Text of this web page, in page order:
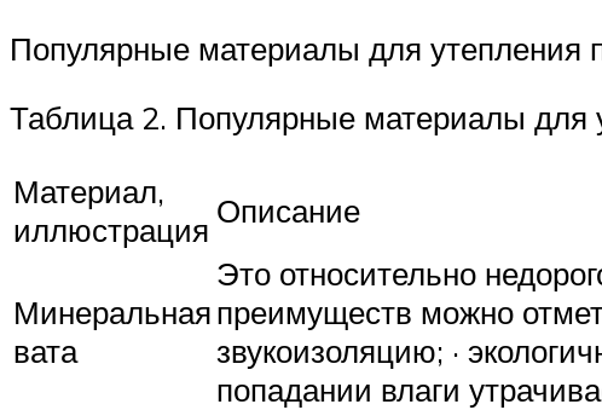
Популярные материалы для утепления
Таблица 2. Популярные материалы для
Материал,
иллюстрация Описание
Минеральная
вата
Это относительно
преимуществ можно
звукоизоляцию; ·
попадании влаги